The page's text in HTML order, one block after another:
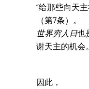
“给那些向天
（第7条）。
世界穷人日也
谢天主的机会。
因此，